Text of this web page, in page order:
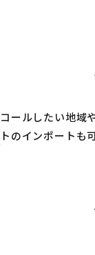
コールしたい地域
トのインポートも